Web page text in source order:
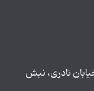
نادری، نبش